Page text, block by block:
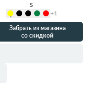
S
+1
Забрать из магазина
со скидкой